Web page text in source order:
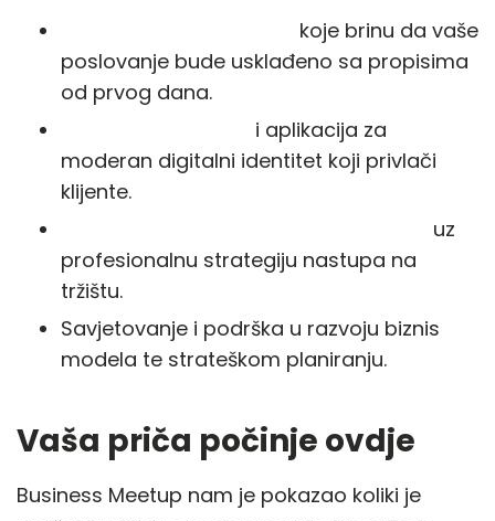
koje brinu da vaše
poslovanje bude usklađeno sa propisima
od prvog dana.
i aplikacija za
moderan digitalni identitet koji privlači
klijente.
uz
profesionalnu strategiju nastupa na
tržištu.
Savjetovanje i podrška u razvoju biznis
modela te strateškom planiranju.
Vaša priča počinje ovdje
Business Meetup nam je pokazao koliki je